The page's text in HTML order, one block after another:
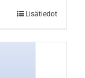
Lisätiedot